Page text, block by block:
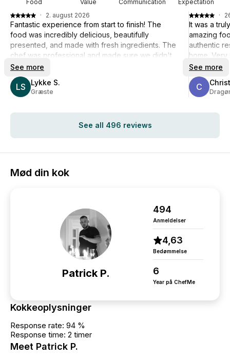
Food Value Communication Expectation
LS Lykke S.
Græste
· 2. august 2026
Fantastic experience from start to finish! The
food was incredibly delicious, beautifully
presented, and made with fresh ingredients. The
chef was professional and made sure we didn't
worry about a thing. Highly recommended -
would love to book again!
See more
C
·
It was a
amazing
authentic
home.
10
See more
See all 496 reviews
Mød din kok
Patrick P.
494
Anmeldelser
4,63
Bedømmelse
6
Year på ChefMe
Kokkeoplysninger
Response rate: 94 %
Response time: 2 timer
Meet Patrick P.